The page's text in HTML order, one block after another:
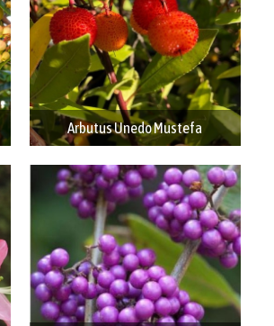
Arbutus Unedo Mustefa